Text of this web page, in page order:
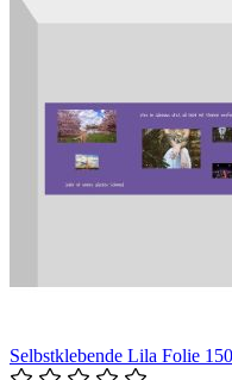
Selbstklebende Lila Folie